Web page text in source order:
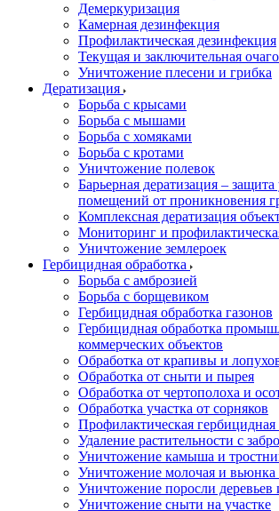
Демеркуризация
Камерная дезинфекция
Профилактическая дезинфекция
Текущая и заключительная
Уничтожение плесени и грибка
Дератизация
Борьба с крысами
Борьба с мышами
Борьба с хомяками
Борьба с кротами
Уничтожение полевок
Барьерная дератизация – защита
помещений от проникновения
Комплексная дератизация
Мониторинг и
Уничтожение землероек
Гербицидная обработка
Борьба с амброзией
Борьба с борщевиком
Гербицидная обработка газонов
Гербицидная обработка
коммерческих объектов
Обработка от крапивы и
Обработка от сныти и пырея
Обработка от чертополоха и
Обработка участка от сорняков
Профилактическая гербицидная
Удаление растительности с
Уничтожение камыша и
Уничтожение молочая и вьюнка
Уничтожение поросли деревьев
Уничтожение сныти на участке